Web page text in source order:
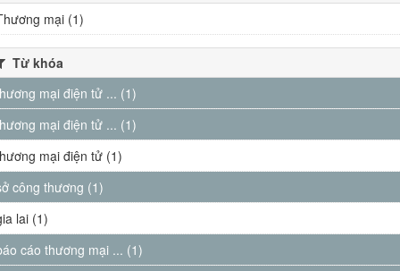
mại (1)
Từ khóa
mại điện tử ... (1)
mại điện tử ... (1)
mại điện tử (1)
công thương (1)
lai (1)
cáo thương mại ... (1)